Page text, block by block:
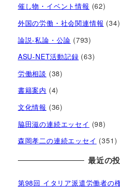
催し物・イベント情報 (62)
外国の労働・社会関連情報 (34)
論説-私論・公論 (793)
ASU-NET活動記録 (63)
労働相談 (38)
書籍案内 (4)
文化情報 (36)
脇田滋の連続エッセイ (98)
森岡孝二の連続エッセイ (351)
最近の
第98回 イタリア派遣労働者の